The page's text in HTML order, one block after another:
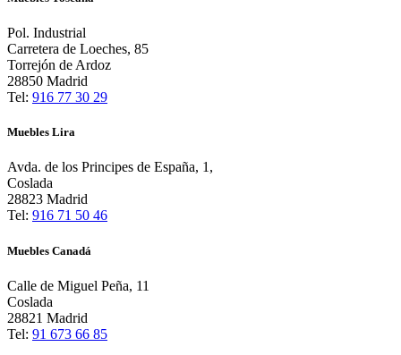
Pol. Industrial
Carretera de Loeches, 85
Torrejón de Ardoz
28850 Madrid
Tel: 916 77 30 29
Muebles Lira
Avda. de los Principes de España, 1,
Coslada
28823 Madrid
Tel: 916 71 50 46
Muebles Canadá
Calle de Miguel Peña, 11
Coslada
28821 Madrid
Tel: 91 673 66 85